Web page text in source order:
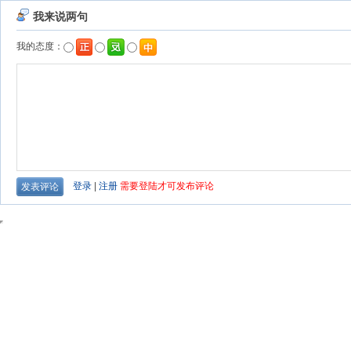
我来说两句
我的态度：
登录 注册 需要登陆才可发布评论